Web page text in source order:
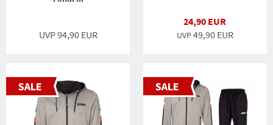
UVP 94,90 EUR
24,90 EUR
UVP49,90 EUR